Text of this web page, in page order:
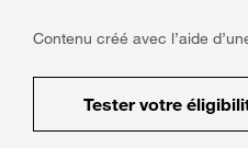
Contenu créé avec l’aide
Tester votre